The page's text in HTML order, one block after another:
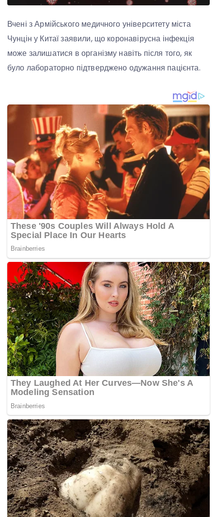
Вчені з Армійського медичного університету міста
Чунцін у Китаї заявили, що коронавірусна інфекція
може залишатися в організму навіть після того, як
було лабораторно підтверджено одужання пацієнта.